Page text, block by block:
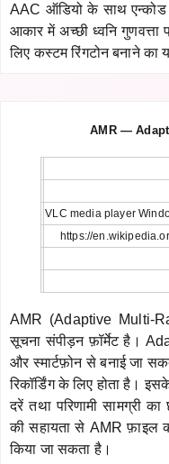
AAC ऑडियो के साथ एन्कोड
आकार में अच्छी ध्वनि
लिए कस्टम रिंगटोन बनाने का
AMR —
VLC media player
https://
AMR (Adaptive Multi-
सूचना संपीड़न फ़ॉर्मेट है।
और स्मार्टफ़ोन से बनाई जा
रिकॉर्डिंग के लिए होता है।
दरें तथा परिणामी सामग्री
की सहायता से AMR फ़ाइल
किया जा सकता है।